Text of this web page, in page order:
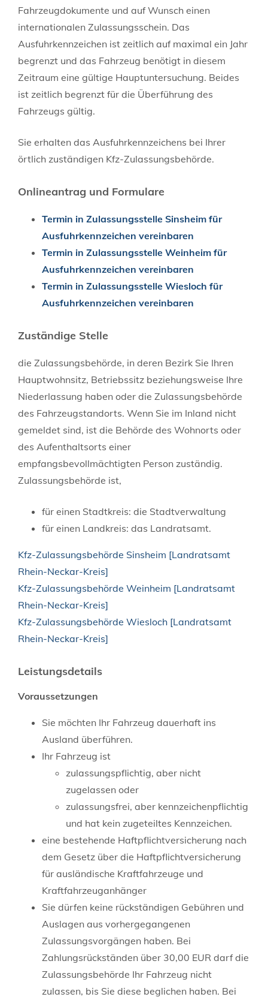
Fahrzeugdokumente und auf Wunsch einen
internationalen Zulassungsschein. Das
Ausfuhrkennzeichen ist zeitlich auf maximal ein Jahr
begrenzt und das Fahrzeug benötigt in diesem
Zeitraum eine gültige Hauptuntersuchung. Beides
ist zeitlich begrenzt für die Überführung des
Fahrzeugs gültig.
Sie erhalten das Ausfuhrkennzeichens bei Ihrer
örtlich zuständigen Kfz-Zulassungsbehörde.
Onlineantrag und Formulare
Termin in Zulassungsstelle Sinsheim für
Ausfuhrkennzeichen vereinbaren
Termin in Zulassungsstelle Weinheim für
Ausfuhrkennzeichen vereinbaren
Termin in Zulassungsstelle Wiesloch für
Ausfuhrkennzeichen vereinbaren
Zuständige Stelle
die Zulassungsbehörde, in deren Bezirk Sie Ihren
Hauptwohnsitz, Betriebssitz beziehungsweise Ihre
Niederlassung haben oder die Zulassungsbehörde
des Fahrzeugstandorts. Wenn Sie im Inland nicht
gemeldet sind, ist die Behörde des Wohnorts oder
des Aufenthaltsorts einer
empfangsbevollmächtigten Person zuständig.
Zulassungsbehörde ist,
für einen Stadtkreis: die Stadtverwaltung
für einen Landkreis: das Landratsamt.
Kfz-Zulassungsbehörde Sinsheim [Landratsamt
Rhein-Neckar-Kreis]
Kfz-Zulassungsbehörde Weinheim [Landratsamt
Rhein-Neckar-Kreis]
Kfz-Zulassungsbehörde Wiesloch [Landratsamt
Rhein-Neckar-Kreis]
Leistungsdetails
Voraussetzungen
Sie möchten Ihr Fahrzeug dauerhaft ins
Ausland überführen.
Ihr Fahrzeug ist
zulassungspflichtig, aber nicht
zugelassen oder
zulassungsfrei, aber kennzeichenpflichtig
und hat kein zugeteiltes Kennzeichen.
eine bestehende Haftpflichtversicherung nach
dem Gesetz über die Haftpflichtversicherung
für ausländische Kraftfahrzeuge und
Kraftfahrzeuganhänger
Sie dürfen keine rückständigen Gebühren und
Auslagen aus vorhergegangenen
Zulassungsvorgängen haben. Bei
Zahlungsrückständen über 30,00 EUR darf die
Zulassungsbehörde Ihr Fahrzeug nicht
zulassen, bis Sie diese beglichen haben. Bei